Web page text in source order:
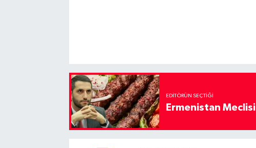
EDITÖRÜN SEÇTIĞI
Ermenistan